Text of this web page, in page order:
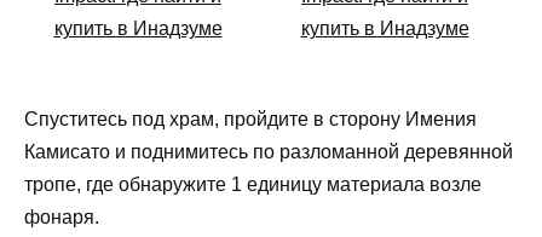
Спуститесь под храм, пройдите в сторону Имения
Камисато и поднимитесь по разломанной деревянной
тропе, где обнаружите 1 единицу материала возле
фонаря.